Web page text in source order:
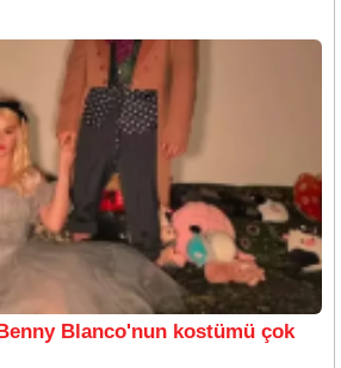
Blanco'nun kostümü çok